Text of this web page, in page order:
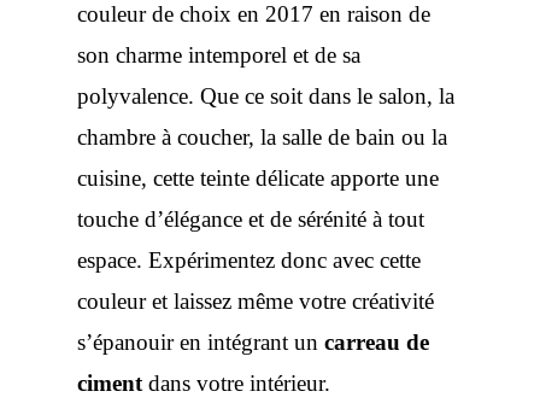
couleur de choix en 2017 en raison de
son charme intemporel et de sa
polyvalence. Que ce soit dans le salon, la
chambre à coucher, la salle de bain ou la
cuisine, cette teinte délicate apporte une
touche d’élégance et de sérénité à tout
espace. Expérimentez donc avec cette
couleur et laissez même votre créativité
s’épanouir en intégrant un carreau de
ciment dans votre intérieur.